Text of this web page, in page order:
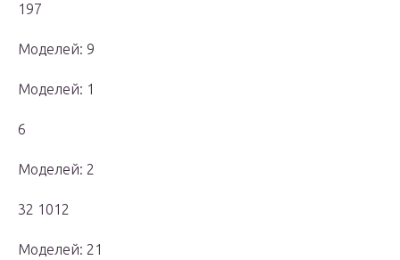
197
Моделей: 9
Моделей: 1
6
Моделей: 2
32 1012
Моделей: 21